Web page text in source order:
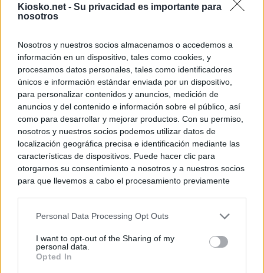
Kiosko.net - Su privacidad es importante para
nosotros
Nosotros y nuestros socios almacenamos o accedemos a
información en un dispositivo, tales como cookies, y
procesamos datos personales, tales como identificadores
únicos e información estándar enviada por un dispositivo,
para personalizar contenidos y anuncios, medición de
anuncios y del contenido e información sobre el público, así
como para desarrollar y mejorar productos. Con su permiso,
nosotros y nuestros socios podemos utilizar datos de
localización geográfica precisa e identificación mediante las
características de dispositivos. Puede hacer clic para
otorgarnos su consentimiento a nosotros y a nuestros socios
para que llevemos a cabo el procesamiento previamente
negar su consentimiento. Tenga en cuenta que algún
de su consentimiento, pero usted tiene el derecho de
rechazar tal procesamiento. Sus preferencias se aplicarán
Personal Data Processing Opt Outs
I want to opt-out of the Sharing of my
personal data.
Opted In